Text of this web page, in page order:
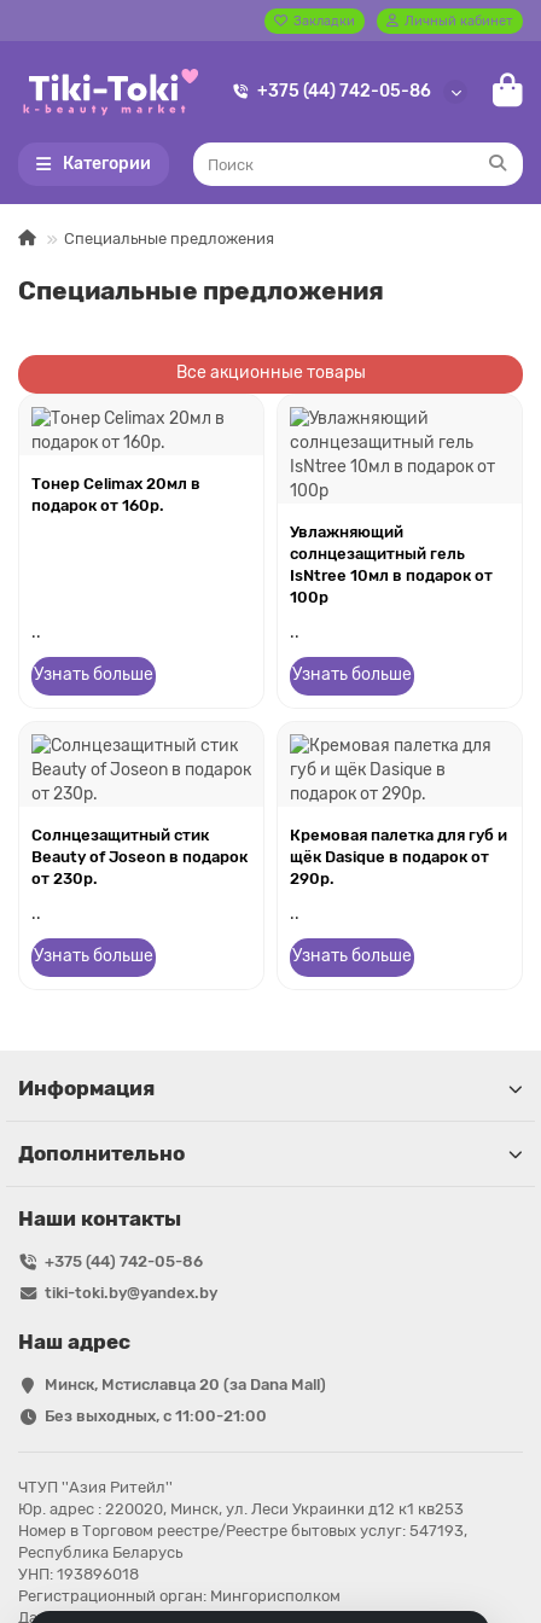
Закладки Личный кабинет
+375 (44) 742-05-86
Категории
Специальные предложения
Специальные предложения
Все акционные товары
Тонер Celimax 20мл в
подарок от 160р.
..
Узнать больше
Увлажняющий
солнцезащитный гель
IsNtree 10мл в подарок от
100р
..
Узнать больше
Солнцезащитный стик
Beauty of Joseon в подарок
от 230р.
..
Узнать больше
Кремовая палетка для губ и
щёк Dasique в подарок от
290р.
..
Узнать больше
Информация
Дополнительно
Наши контакты
+375 (44) 742-05-86
tiki-toki.by@yandex.by
Наш адрес
Минск, Мстиславца 20 (за Dana Mall)
Без выходных, с 11:00-21:00
ЧТУП ''Азия Ритейл''
Юр. адрес : 220020, Минск, ул. Леси Украинки д12 к1 кв253
Номер в Торговом реестре/Реестре бытовых услуг: 547193,
Республика Беларусь
УНП: 193896018
Регистрационный орган: Мингорисполком
Дата регистрации компании: 08.08.2025